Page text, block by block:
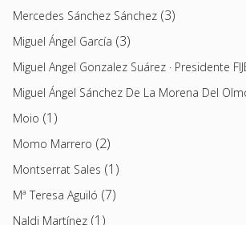
Mercedes Sánchez Sánchez (3)
Miguel Ángel García (3)
Miguel Angel Gonzalez Suárez · Presidente
Miguel Ángel Sánchez De La Morena Del
Moio (1)
Momo Marrero (2)
Montserrat Sales (1)
Mª Teresa Aguiló (7)
Naldi Martínez (1)